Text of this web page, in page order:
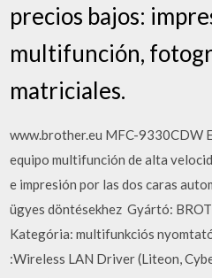
precios bajos:
multifunción,
matriciales.
www.brother.eu MFC-9330CDW
equipo multifunción de alta
e impresión por las dos caras
ügyes döntésekhez ️ Gyártó:
Kategória: multifunkciós
:Wireless LAN Driver (Liteon,